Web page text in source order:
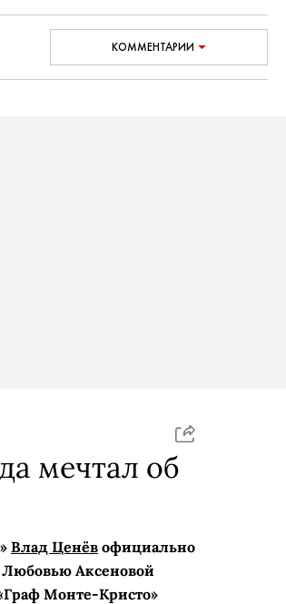
КОММЕНТАРИИ
мечтал об
Влад Ценёв официально
Любовью Аксеновой
Монте-­Кристо»